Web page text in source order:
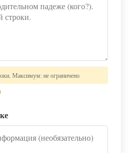
Максимум: не ограничено